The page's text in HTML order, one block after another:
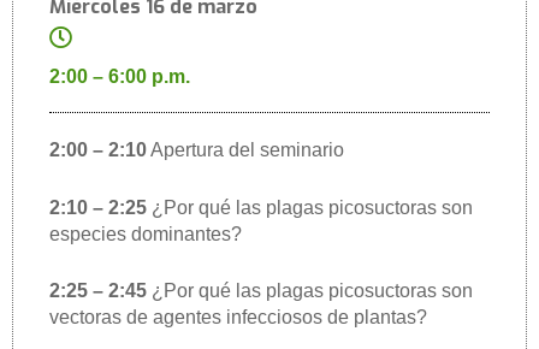
Miércoles 16 de marzo
2:00 – 6:00 p.m.
2:00 – 2:10Apertura del seminario
2:10 – 2:25 ¿Por qué las plagas picosuctoras son
especies dominantes?
2:25 – 2:45 ¿Por qué las plagas picosuctoras son
vectoras de agentes infecciosos de plantas?